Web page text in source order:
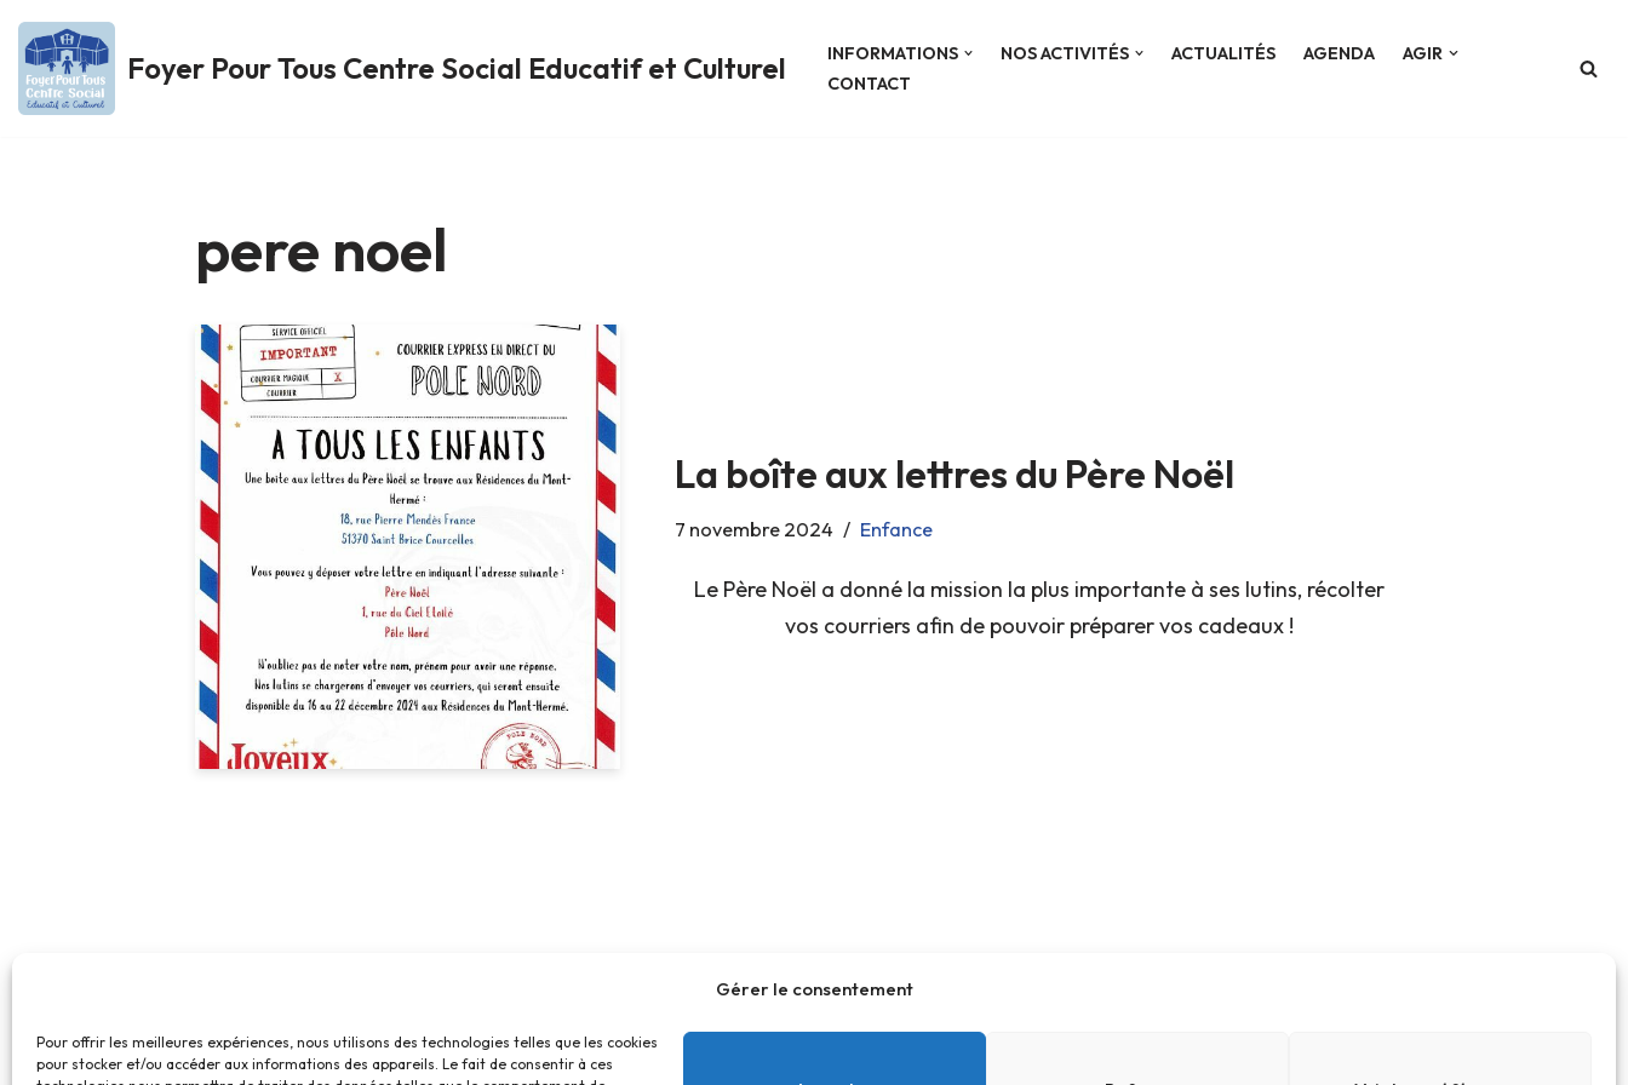
Gérer le consentement
Pour offrir les meilleures expériences, nous utilisons des technologies telles que les cookies
pour stocker et/ou accéder aux informations des appareils. Le fait de consentir à ces
Aller
au
Foyer Pour Tous Centre Social Educatif et Culturel INFORMATIONS NOS ACTIVITÉS ACTUALITÉS AGENDA
AGIR
CONTACT
pere noel
La boîte aux lettres du Père Noël
7 novembre 2024 Enfance
Le Père Noël a donné la mission la plus importante à ses lutins, récolter
vos courriers afin de pouvoir préparer vos cadeaux !